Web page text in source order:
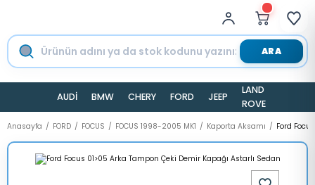
ARA
AUDİ BMW CHERY FORD JEEP
LAND
ROVER
Anasayfa FORD FOCUS FOCUS 1998-2005 MK1 Kaporta Aksamı Ford